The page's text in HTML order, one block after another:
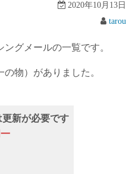
2020年10月13日
tarou
グメールの一覧です。
物）がありました。
新が必要です